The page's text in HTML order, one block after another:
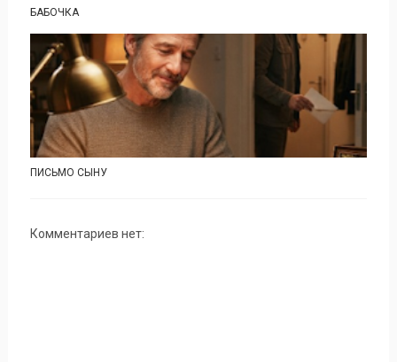
БАБОЧКА
ПИСЬМО СЫНУ
Комментариев нет: